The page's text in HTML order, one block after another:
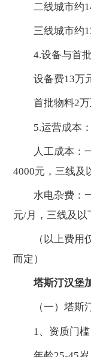
二线城市约
三线城市约13
4.设备与首批
设备费13万元
首批物料2万
5.运营成本：
人工成本：一
4000元，三线及
水电杂费：一
元/月，三线及以
（以上费用仅
而定）
塔斯汀汉堡
（一）塔斯汀
1、资质门槛